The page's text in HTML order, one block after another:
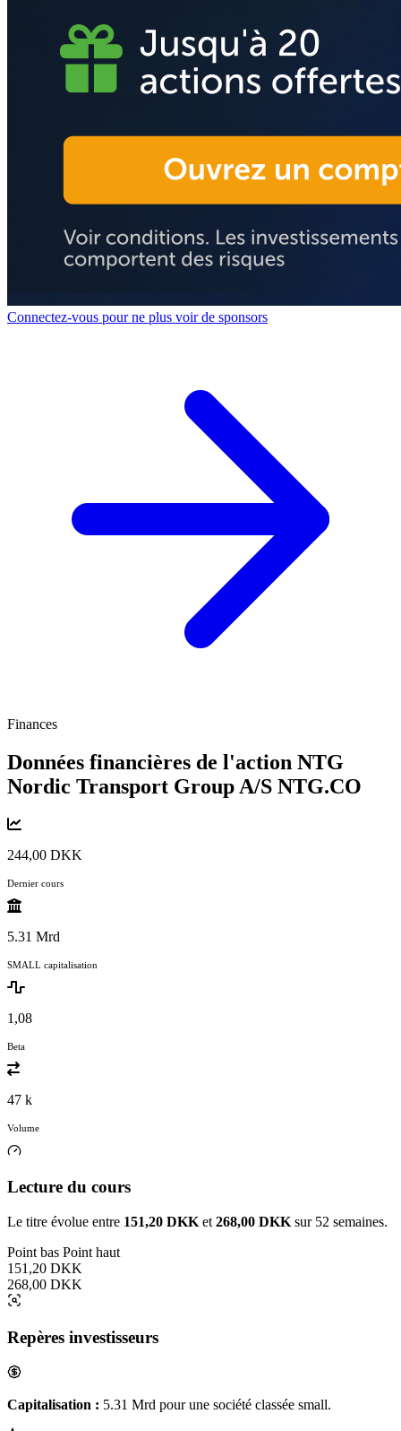
Connectez-vous pour ne plus voir de sponsors
Finances
Données financières de l'action NTG
Nordic Transport Group A/S NTG.CO
244,00 DKK
Dernier cours
5.31 Mrd
SMALL capitalisation
1,08
Beta
47 k
Volume
Lecture du cours
Le titre évolue entre 151,20 DKK et 268,00 DKK sur 52 semaines.
Point bas Point haut
151,20 DKK
268,00 DKK
Repères investisseurs
Capitalisation : 5.31 Mrd pour une société classée small.